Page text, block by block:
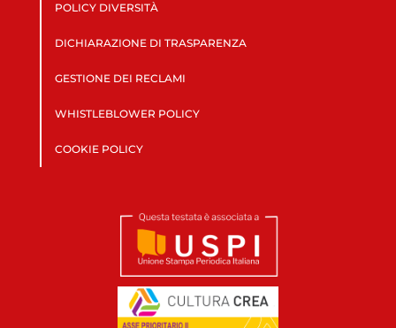
POLICY DIVERSITÀ
DICHIARAZIONE DI TRASPARENZA
GESTIONE DEI RECLAMI
WHISTLEBLOWER POLICY
COOKIE POLICY